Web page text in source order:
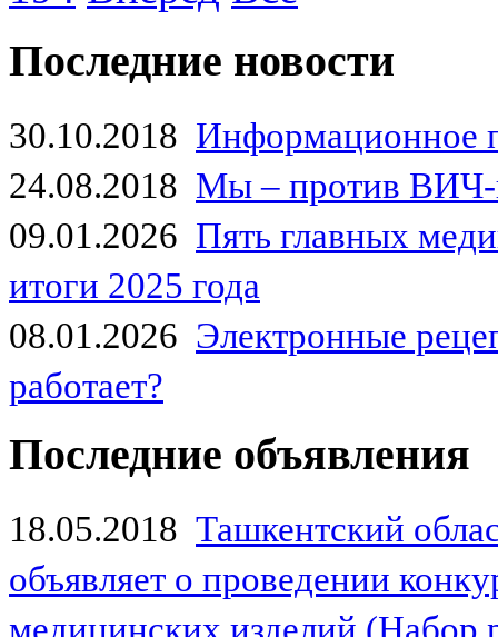
Последние новости
30.10.2018 Информационное
24.08.2018 Мы – против
09.01.2026 Пять главных
итоги 2025 года
08.01.2026 Электронные
работает?
Последние объявления
18.05.2018 Ташкентский
объявляет о проведении